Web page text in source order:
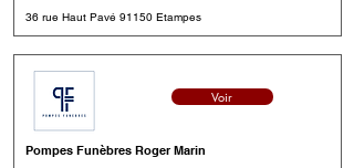
36 rue Haut Pavé 91150 Etampes
Voir
Pompes Funèbres Roger Marin